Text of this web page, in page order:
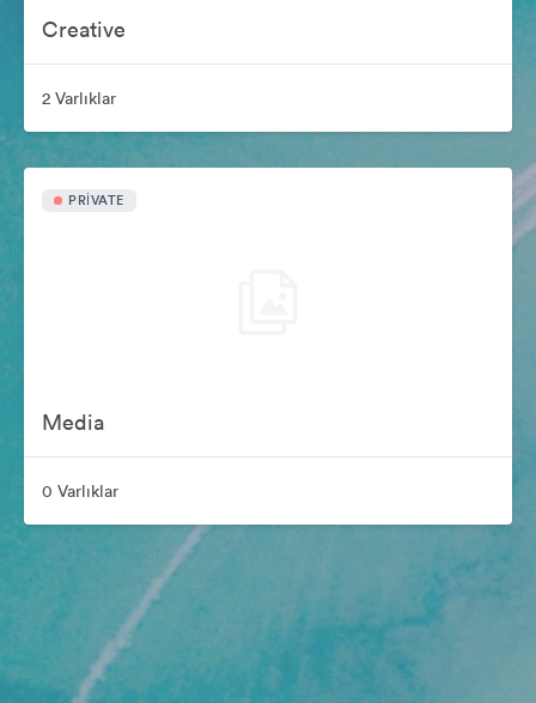
Creative
2 Varlıklar
PRIVATE
Media
0 Varlıklar